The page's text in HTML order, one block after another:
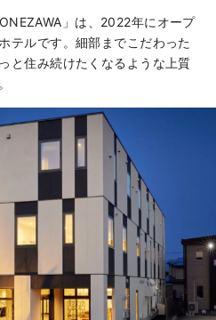
」は、2022年にオープ
テルです。細部までこだわった
と住み続けたくなるような上質